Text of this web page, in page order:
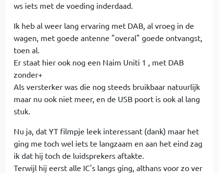
ws iets met de voeding inderdaad.
Ik heb al weer lang ervaring met DAB, al vroeg in de
wagen, met goede antenne "overal" goede ontvangst,
toen al.
Er staat hier ook nog een Naim Uniti 1 , met DAB
zonder+
Als versterker was die nog steeds bruikbaar natuurlijk
maar nu ook niet meer, en de USB poort is ook al lang
stuk.
Nu ja, dat YT filmpje leek interessant (dank) maar het
ging me toch wel iets te langzaam en aan het eind zag
ik dat hij toch de luidsprekers aftakte.
Terwijl hij eerst alle IC's langs ging, althans voor zo ver